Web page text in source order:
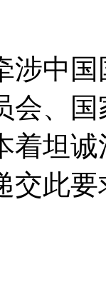
涉中
会、
着坦
交此要